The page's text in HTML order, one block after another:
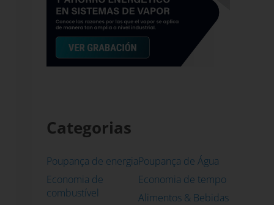
Categorias
Poupança de energiaPoupança de Água
Economia de
combustível
Economia de tempo
Alimentos & Bebidas